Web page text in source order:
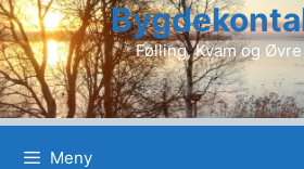
Hopp
til
innhold
Følling, Kvam og Øvre
Meny